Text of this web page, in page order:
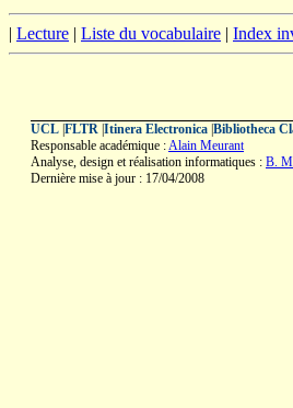
| Lecture | Liste du vocabulaire | Index
UCL FLTR Itinera Electronica Bibliotheca
Responsable académique :Alain Meurant
Analyse, design et réalisation informatiques : B.
Dernière mise à jour : 17/04/2008